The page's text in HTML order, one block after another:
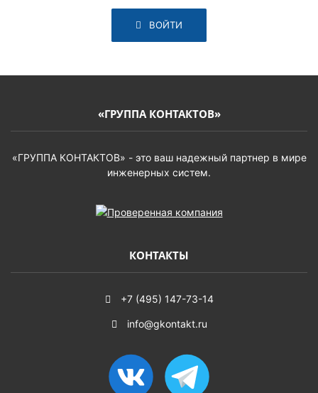
ВОЙТИ
«ГРУППА КОНТАКТОВ»
«ГРУППА КОНТАКТОВ» - это ваш надежный партнер в мире
инженерных систем.
КОНТАКТЫ
+7 (495) 147-73-14
info@gkontakt.ru